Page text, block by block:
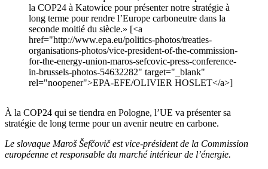
la COP24 à Katowice pour présenter notre stratégie à
long terme pour rendre l’Europe carboneutre dans la
seconde moitié du siècle.» [<a
href="http://www.epa.eu/politics-photos/treaties-
organisations-photos/vice-president-of-the-commission-
for-the-energy-union-maros-sefcovic-press-conference-
in-brussels-photos-54632282" target="_blank"
rel="noopener">EPA-EFE/OLIVIER HOSLET</a>]
À la COP24 qui se tiendra en Pologne, l’UE va présenter sa
stratégie de long terme pour un avenir neutre en carbone.
Le slovaque Maroš Šefčovič est vice-président de la Commission
européenne et responsable du marché intérieur de l’énergie.